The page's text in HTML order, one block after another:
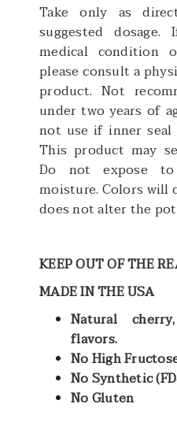
Take only as
suggested
medical condition
please consult a
product. Not
under two years of
not use if inner seal
This product may
Do not expose
moisture. Colors will
does not alter the
KEEP OUT OF THE
MADE IN THE USA
Natural
flavors.
No High
No Synthetic
No Gluten